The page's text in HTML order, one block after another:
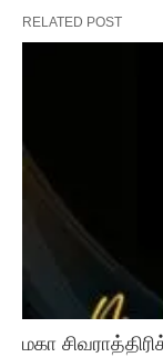
RELATED POST
மகா